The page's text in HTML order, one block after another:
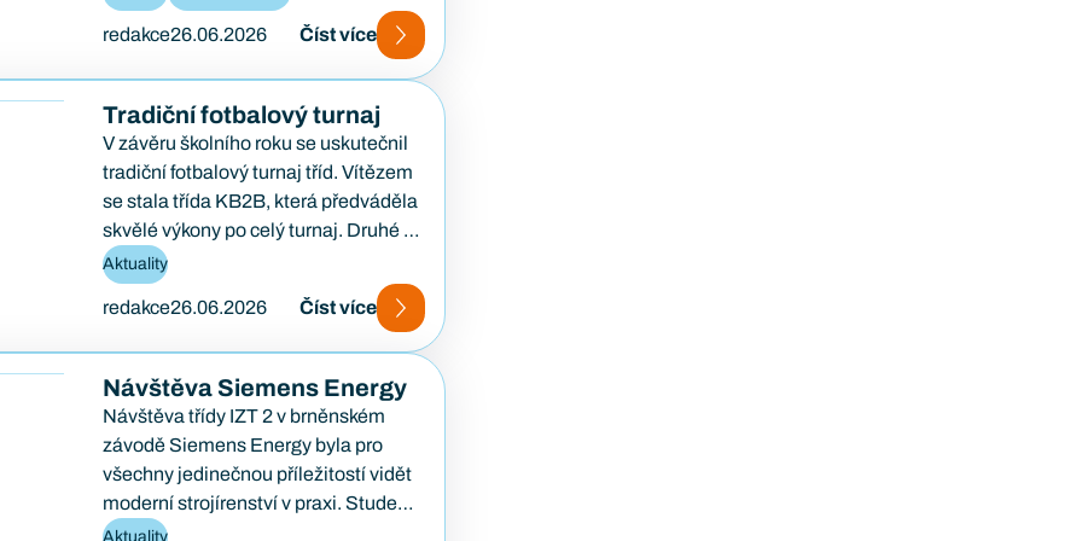
Tato konference je zaměřena na
podporu podnikavosti, kreativity…
redakce26.06.2026 Číst více
Tradiční fotbalový turnaj
V závěru školního roku se uskutečnil
tradiční fotbalový turnaj tříd. Vítězem
se stala třída KB2B, která předváděla
skvělé výkony po celý turnaj. Druhé a
třetí…
Aktuality
redakce26.06.2026 Číst více
Návštěva Siemens Energy
Návštěva třídy IZT 2 v brněnském
závodě Siemens Energy byla pro
všechny jedinečnou příležitostí vidět
moderní strojírenství v praxi. Studenti
měli možnost na vlastní oči…
Aktuality